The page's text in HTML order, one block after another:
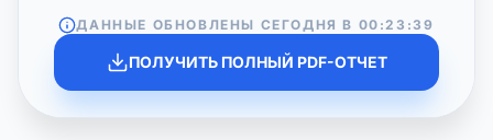
ДАННЫЕ ОБНОВЛЕНЫ СЕГОДНЯ В 00:23:39
ПОЛУЧИТЬ ПОЛНЫЙ PDF-ОТЧЕТ